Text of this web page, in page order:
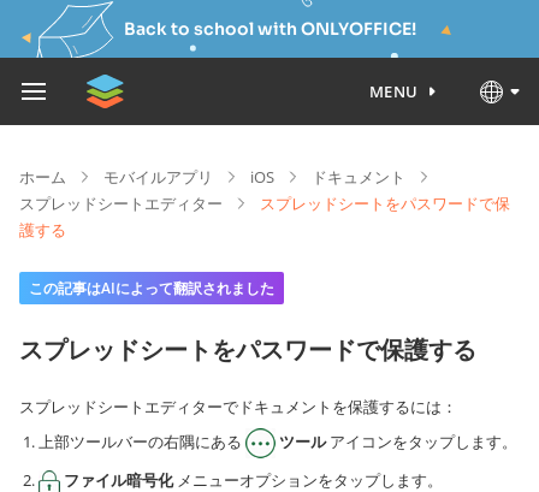
Back to school with ONLYOFFICE!
MENU
ホーム モバイルアプリ iOS
ドキュメント
スプレッドシートエディター
スプレッドシートをパスワードで保
護する
この記事はAIによって翻訳されました
スプレッドシートをパスワードで保護する
スプレッドシートエディターでドキュメントを保護するには：
上部ツールバーの右隅にある
ツールアイコンをタップします。
ファイル暗号化メニューオプションをタップします。